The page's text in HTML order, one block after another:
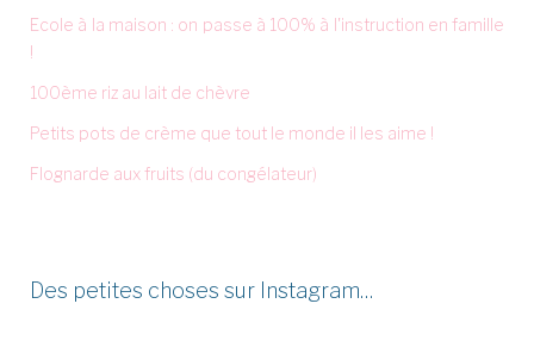
Ecole à la maison : on passe à 100% à l'instruction en famille
!
100ème riz au lait de chèvre
Petits pots de crème que tout le monde il les aime !
Flognarde aux fruits (du congélateur)
Des petites choses sur Instagram…